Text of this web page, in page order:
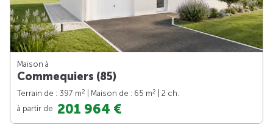
Maison à
Commequiers (85)
Terrain de : 397 m2 | Maison de : 65 m2
| 2 ch.
à partir de 201 964 €